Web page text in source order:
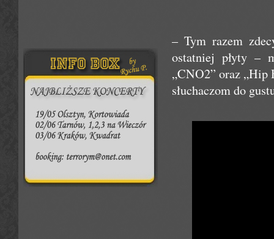
– Tym razem
ostatniej płyty –
„CNO2” oraz „Hip
słuchaczom do